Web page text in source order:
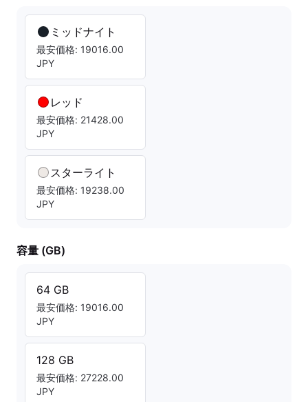
ミッドナイト
最安価格: 19016.00
JPY
レッド
最安価格: 21428.00
JPY
スターライト
最安価格: 19238.00
JPY
容量 (GB)
64 GB
最安価格: 19016.00
JPY
128 GB
最安価格: 27228.00
JPY